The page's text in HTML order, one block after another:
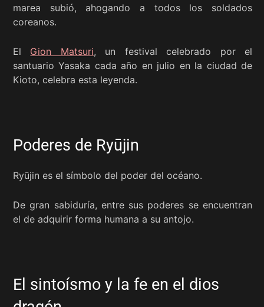
marea subió, ahogando a todos los soldados
coreanos.
El Gion Matsuri, un festival celebrado por el
santuario Yasaka cada año en julio en la ciudad de
Kioto, celebra esta leyenda.
Poderes de Ryūjin
Ryūjin es el símbolo del poder del océano.
De gran sabiduría, entre sus poderes se encuentran
el de adquirir forma humana a su antojo.
El sintoísmo y la fe en el dios